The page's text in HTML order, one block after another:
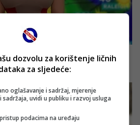
dozvolu za korištenje ličnih
za sljedeće:
oglašavanje i sadržaj, mjerenje
sadržaja, uvidi u publiku i razvoj usluga
podacima na uređaju